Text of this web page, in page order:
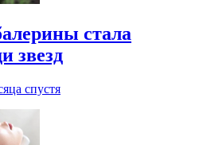
стала
звезд
спустя